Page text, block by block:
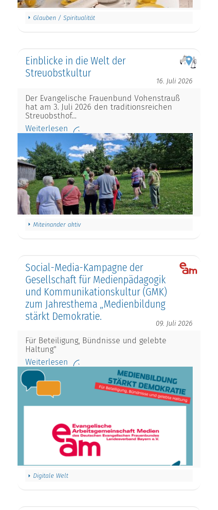
Glauben / Spiritualität
Einblicke in die Welt der
Streuobstkultur
16. Juli 2026
Der Evangelische Frauenbund Vohenstrauß
hat am 3. Juli 2026 den traditionsreichen
Streuobsthof…
Weiterlesen
Miteinander aktiv
Social-Media-Kampagne der
Gesellschaft für Medienpädagogik
und Kommunikationskultur (GMK)
zum Jahresthema „Medienbildung
stärkt Demokratie.
09. Juli 2026
Für Beteiligung, Bündnisse und gelebte
Haltung"
Weiterlesen
Digitale Welt